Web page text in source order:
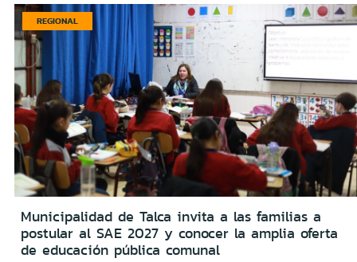
REGIONAL
Municipalidad de Talca invita a las familias a
postular al SAE 2027 y conocer la amplia oferta
de educación pública comunal